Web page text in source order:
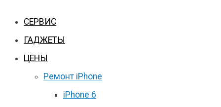
СЕРВИС
ГАДЖЕТЫ
ЦЕНЫ
Ремонт iPhone
iPhone 6